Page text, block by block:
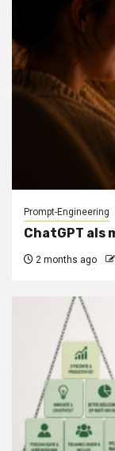
Prompt-Engineering
ChatGPT als
2 months ago